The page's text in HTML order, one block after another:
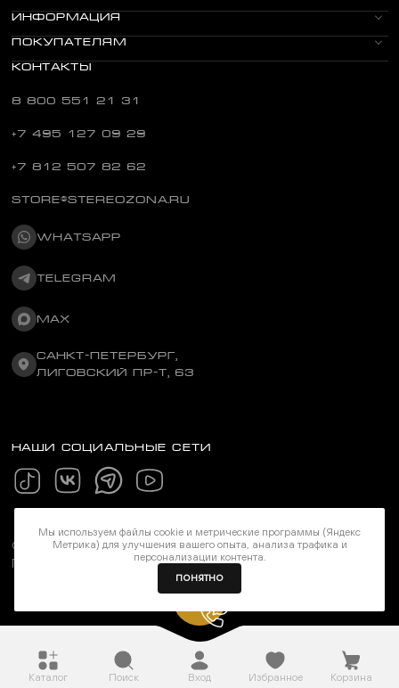
Каталог Поиск Вход Избранное Корзина
ИНФОРМАЦИЯ
ПОКУПАТЕЛЯМ
КОНТАКТЫ
8 800 551 21 31
+7 495 127 09 29
+7 812 507 82 62
STORE@STEREOZONA.RU
WHATSAPP
TELEGRAM
MAX
САНКТ-ПЕТЕРБУРГ,
ЛИГОВСКИЙ ПР-Т, 63
НАШИ СОЦИАЛЬНЫЕ СЕТИ
©Stereozona 2026. Все права защищены
Политика конфиденциальности
Мы используем файлы cookie и метрические программы (Яндекс
Метрика) для улучшения вашего опыта, анализа трафика и
персонализации контента.
ПОНЯТНО